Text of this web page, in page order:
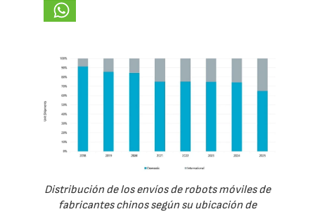
Distribución de los envíos de robots móviles de
fabricantes chinos según su ubicación de